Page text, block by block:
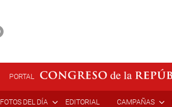
PORTAL
FOTOS DEL DÍA EDITORIAL CAMPAÑAS